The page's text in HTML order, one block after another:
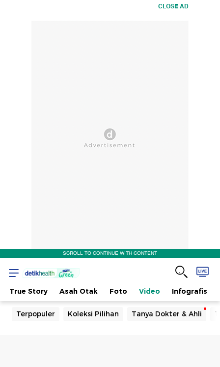
CLOSE AD
SCROLL TO CONTINUE WITH CONTENT
True Story Asah Otak Foto Video Infografis
Terpopuler Koleksi Pilihan Tanya Dokter & Ahli